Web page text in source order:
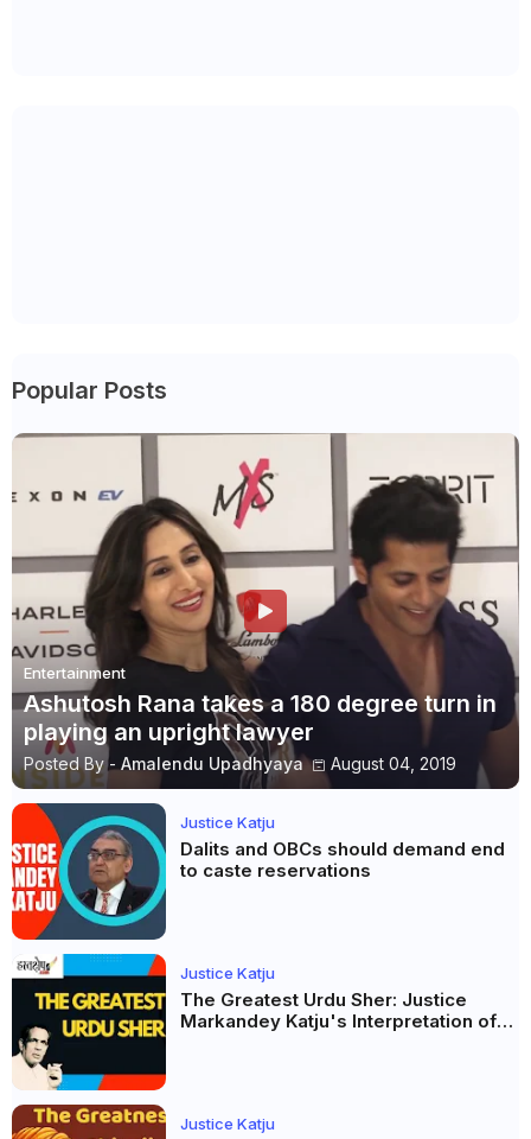
Popular Posts
Entertainment
Ashutosh Rana takes a 180 degree turn in
playing an upright lawyer
Posted By - Amalendu Upadhyaya August 04, 2019
Justice Katju
Dalits and OBCs should demand end
to caste reservations
Justice Katju
The Greatest Urdu Sher: Justice
Markandey Katju's Interpretation of
Justice Katju